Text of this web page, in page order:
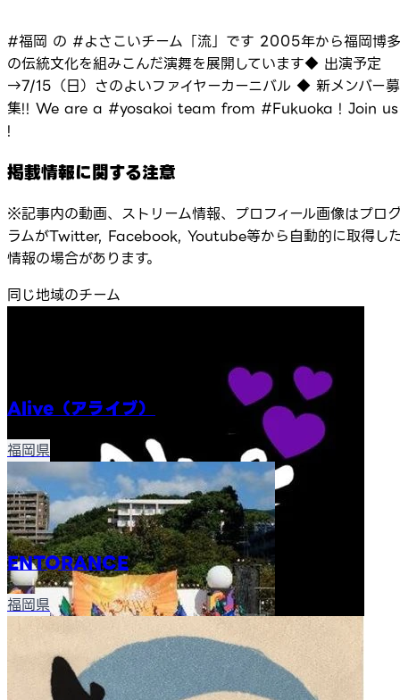
#福岡 の #よさこいチーム「流」です 2005年から福岡博多
の伝統文化を組みこんだ演舞を展開しています◆ 出演予定
→7/15（日）さのよいファイヤーカーニバル ◆ 新メンバー募
集!! We are a #yosakoi team from #Fukuoka ! Join us
!
掲載情報に関する注意
※記事内の動画、ストリーム情報、プロフィール画像はプロ
ラムがTwitter, Facebook, Youtube等から自動的に取得し
情報の場合があります。
同じ地域のチーム
Alive（アライブ）
福岡県
ENTORANCE
福岡県